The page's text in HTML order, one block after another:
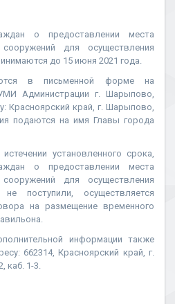
о предоставлении места
для осуществления
до 15 июня 2021 года.
в письменной форме на
Администрации г. Шарыпово,
Красноярский край, г. Шарыпово,
подаются на имя Главы города
установленного срока,
о предоставлении места
для осуществления
поступили, осуществляется
на размещение временного
информации также
662314, Красноярский край, г.
каб. 1-3.